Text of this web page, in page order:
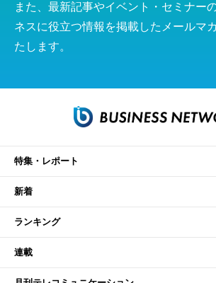
また、最新記事やイベント・セミナー
ネスに役立つ情報を掲載したメールマ
たします。
特集・レポート
新着
ランキング
連載